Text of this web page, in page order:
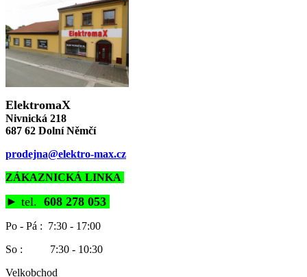
ElektromaX
Nivnická 218
687 62 Dolní Němčí
prodejna@elektro-max.cz
ZÁKAZNICKÁ LINKA
► tel. 608 278 053
Po - Pá : 7:30 - 17:00
So : 7:30 - 10:30
Velkobchod